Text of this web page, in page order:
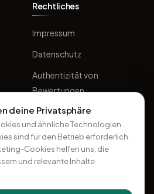
Rechtliches
Impressum
Datenschutz
Authentizität von
Bewertungen
AGB
deine Privatsphäre
und ähnliche Technologien.
sind für den Betrieb erforderlich.
Cookies helfen uns, die
und relevante Inhalte